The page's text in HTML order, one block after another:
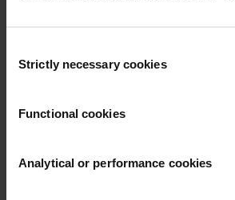
Selection
Strictly necessary cookies
Functional cookies
Analytical or performance cookies
View ourPrivacy Policy